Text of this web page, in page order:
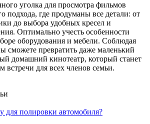
уголка для просмотра фильмов
подхода, где продуманы все детали: от
до выбора удобных кресел и
Оптимально учесть особенности
оборудования и мебели. Соблюдая
сможете превратить даже маленький
домашний кинотеатр, который станет
для всех членов семьи.
для полировки автомобиля?